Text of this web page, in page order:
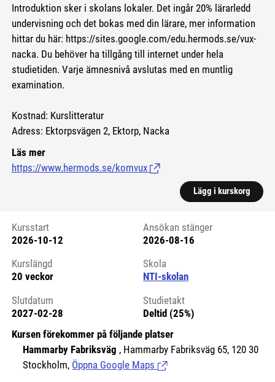
Introduktion sker i skolans lokaler. Det ingår 20% lärarledd
undervisning och det bokas med din lärare, mer information
hittar du här: https://sites.google.com/edu.hermods.se/vux-
nacka. Du behöver ha tillgång till internet under hela
studietiden. Varje ämnesnivå avslutas med en muntlig
examination.
Kostnad: Kurslitteratur
Adress: Ektorpsvägen 2, Ektorp, Nacka
Läs mer
https://www.hermods.se/komvux (Länk till extern sida.)
Lägg i kurskorg
Kursstart 6064777
Kursstart
2026-10-12
Ansökan stänger
2026-08-16
Kurslängd
20 veckor
Skola
NTI-skolan
Slutdatum
2027-02-28
Studietakt
Deltid (25%)
Kursen förekommer på följande platser
Hammarby Fabriksväg , Hammarby Fabriksväg 65, 120 30
Stockholm, Öppna Google Maps (Länk till extern sida.)